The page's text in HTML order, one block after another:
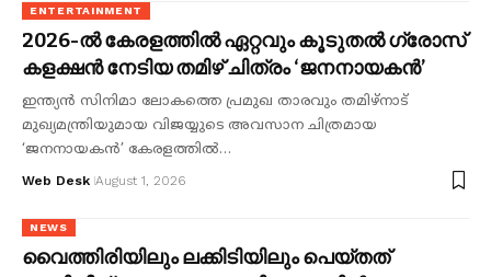
ENTERTAINMENT
2026-ൽ കേരളത്തിൽ ഏറ്റവും കൂടുതൽ ഗ്രോസ്
കളക്ഷൻ നേടിയ തമിഴ് ചിത്രം ‘ജനനായകൻ’
ഇന്ത്യൻ സിനിമാ ലോകത്തെ പ്രമുഖ താരവും തമിഴ്നാട്
മുഖ്യമന്ത്രിയുമായ വിജയ്യുടെ അവസാന ചിത്രമായ
‘ജനനായകൻ’ കേരളത്തിൽ…
Web Desk August 1, 2026
NEWS
വൈത്തിരിയിലും ലക്കിടിയിലും പെയ്തത്